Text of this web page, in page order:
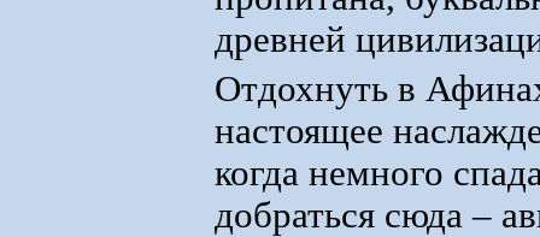
древней
Отдохнуть в
настоящее
когда немного
добраться сюда –